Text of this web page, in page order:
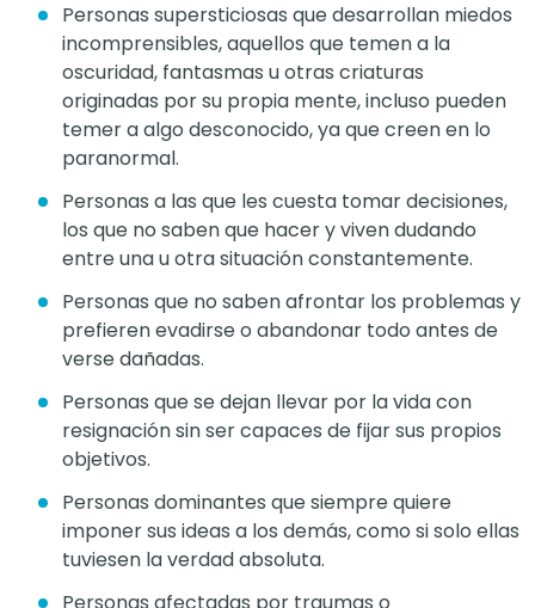
Personas supersticiosas que desarrollan miedos
incomprensibles, aquellos que temen a la
oscuridad, fantasmas u otras criaturas
originadas por su propia mente, incluso pueden
temer a algo desconocido, ya que creen en lo
paranormal.
Personas a las que les cuesta tomar decisiones,
los que no saben que hacer y viven dudando
entre una u otra situación constantemente.
Personas que no saben afrontar los problemas y
prefieren evadirse o abandonar todo antes de
verse dañadas.
Personas que se dejan llevar por la vida con
resignación sin ser capaces de fijar sus propios
objetivos.
Personas dominantes que siempre quiere
imponer sus ideas a los demás, como si solo ellas
tuviesen la verdad absoluta.